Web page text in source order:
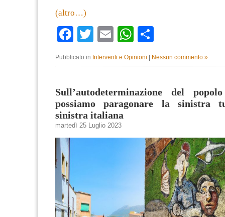
(altro…)
Facebook
TwitterEmailWhatsApp
Pubblicato in Interventi e Opinioni Nessun commento »
Sull’autodeterminazione del
possiamo paragonare la sinistra
sinistra italiana
martedì 25 Luglio 2023